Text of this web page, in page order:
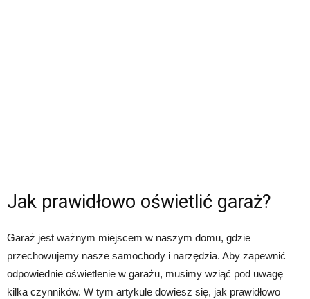
Jak prawidłowo oświetlić garaż?
Garaż jest ważnym miejscem w naszym domu, gdzie
przechowujemy nasze samochody i narzędzia. Aby zapewnić
odpowiednie oświetlenie w garażu, musimy wziąć pod uwagę
kilka czynników. W tym artykule dowiesz się, jak prawidłowo